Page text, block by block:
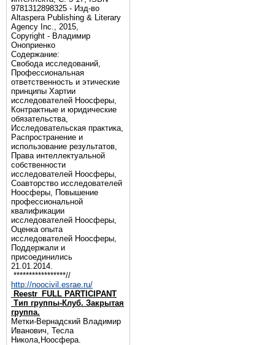
9781312898325 - Изд-во
Altaspera Publishing & Literary
Agency Inc., 2015,
Copyright - Владимир
Оноприенко
Содержание:
Свобода исследований,
Профессиональная
ответственность и этические
принципы Хартии
исследователей Ноосферы,
Контрактные и юридические
обязательства,
Исследовательская практика,
Распространение и
использование результатов,
Права интеллектуальной
собственности
исследователей Ноосферы,
Соавторство исследователей
Ноосферы, Повышение
профессиональной
квалификации
исследователей Ноосферы,
Оценка опыта
исследователей Ноосферы,
Поддержали и
присоединились
21.01.2014.
*****************//
http://noocivil.esrae.ru/
Reestr_FULL PARTICIPANT
Тип группы-Клуб. Закрытая
группа.
Метки-Вернадский Владимир
Иванович, Тесла
Никола,Ноосфера.